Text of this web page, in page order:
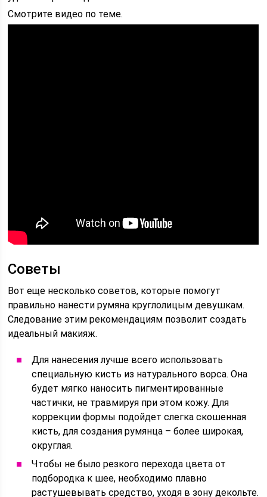
Смотрите видео по теме.
Советы
Вот еще несколько советов, которые помогут
правильно нанести румяна круглолицым девушкам.
Следование этим рекомендациям позволит создать
идеальный макияж.
Для нанесения лучше всего использовать
специальную кисть из натурального ворса. Она
будет мягко наносить пигментированные
частички, не травмируя при этом кожу. Для
коррекции формы подойдет слегка скошенная
кисть, для создания румянца – более широкая,
округлая.
Чтобы не было резкого перехода цвета от
подбородка к шее, необходимо плавно
растушевывать средство, уходя в зону декольте.